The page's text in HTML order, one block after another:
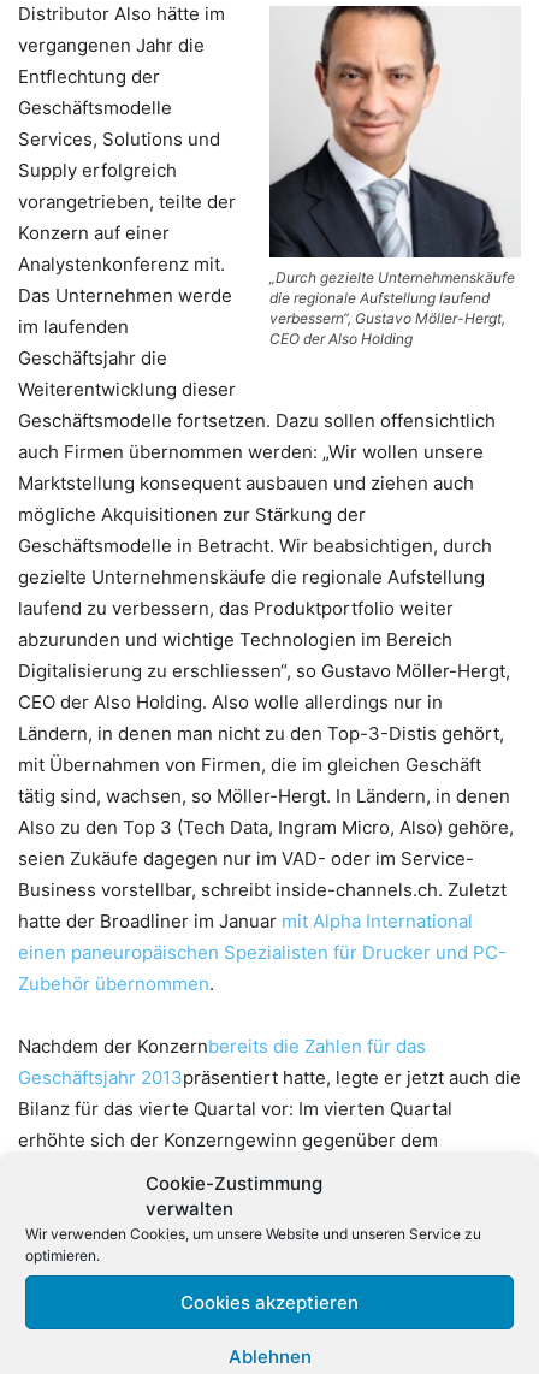
Cookie-Zustimmung
verwalten
Wir verwenden Cookies, um unsere Website und unseren Service zu
optimieren.
Cookies akzeptieren
Ablehnen
„Durch gezielte Unternehmenskäufe
die regionale Aufstellung laufend
verbessern“, Gustavo Möller-Hergt,
CEO der Also Holding
Distributor Also hätte im
vergangenen Jahr die
Entflechtung der
Geschäftsmodelle
Services, Solutions und
Supply erfolgreich
vorangetrieben, teilte der
Konzern auf einer
Analystenkonferenz mit.
Das Unternehmen werde
im laufenden
Geschäftsjahr die
Weiterentwicklung dieser
Geschäftsmodelle fortsetzen. Dazu sollen offensichtlich
auch Firmen übernommen werden: „Wir wollen unsere
Marktstellung konsequent ausbauen und ziehen auch
mögliche Akquisitionen zur Stärkung der
Geschäftsmodelle in Betracht. Wir beabsichtigen, durch
gezielte Unternehmenskäufe die regionale Aufstellung
laufend zu verbessern, das Produktportfolio weiter
abzurunden und wichtige Technologien im Bereich
Digitalisierung zu erschliessen“, so Gustavo Möller-Hergt,
CEO der Also Holding. Also wolle allerdings nur in
Ländern, in denen man nicht zu den Top-3-Distis gehört,
mit Übernahmen von Firmen, die im gleichen Geschäft
tätig sind, wachsen, so Möller-Hergt. In Ländern, in denen
Also zu den Top 3 (Tech Data, Ingram Micro, Also) gehöre,
seien Zukäufe dagegen nur im VAD- oder im Service-
Business vorstellbar, schreibt inside-channels.ch. Zuletzt
hatte der Broadliner im Januar mit Alpha International
einen paneuropäischen Spezialisten für Drucker und PC-
Zubehör übernommen.
Nachdem der Konzernbereits die Zahlen für das
Geschäftsjahr 2013präsentiert hatte, legte er jetzt auch die
Bilanz für das vierte Quartal vor: Im vierten Quartal
erhöhte sich der Konzerngewinn gegenüber dem
Vorjahresquartal um 14,6 Prozent auf 24,4 Millionen Euro.
Der Gewinn vor Steuern (EBT) legte um 19,9 Prozent auf
33,8 Millionen Euro zu. Trotz dem laut
Marktforschungsinstitut Context leicht rückläufigen ITK-
Distributionsmarkt (-1.2 Prozent) hätte der Konzern den
Umsatz im Marktsegment Zentraleuropa in 2013
gegenüber dem Vorjahr um 6,4 Prozent von 4,772 auf